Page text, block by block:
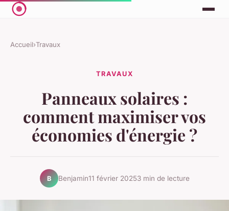
Accueil›Travaux
TRAVAUX
Panneaux solaires :
comment maximiser vos
économies d'énergie ?
B Benjamin11 février 20253 min de lecture